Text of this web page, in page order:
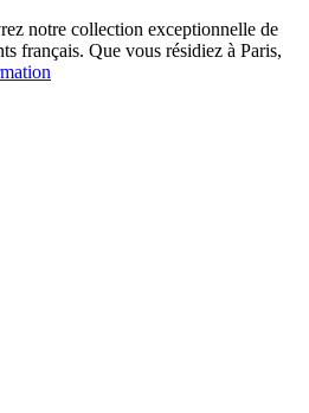
notre collection exceptionnelle de
français. Que vous résidiez à Paris,